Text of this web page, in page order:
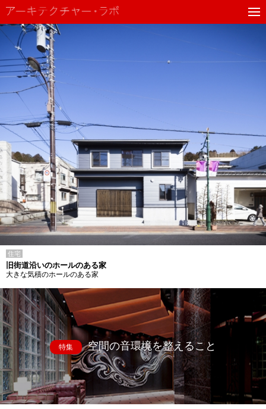
住宅
旧街道沿いのホールのある家
大きな気積のホールのある家
特集 空間の音環境を整えること